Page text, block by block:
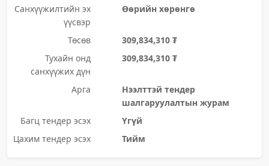
Санхүүжилтийн эх
үүсвэр
Өөрийн хөрөнгө
Төсөв
309,834,310 ₮
Тухайн онд
санхүүжих дүн
309,834,310 ₮
Арга
Нээлттэй тендер
шалгаруулалтын журам
Багц тендер эсэх
Үгүй
Цахим тендер эсэх
Тийм